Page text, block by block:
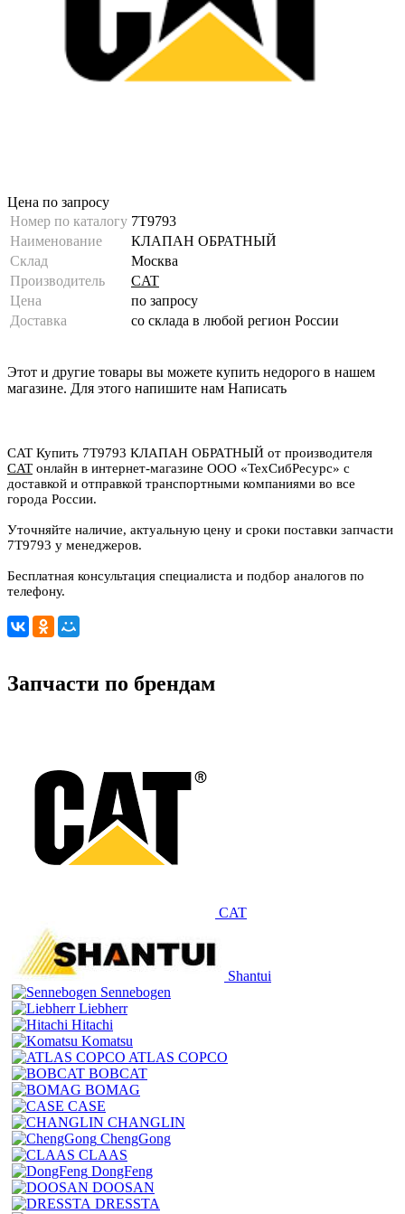
Цена по запросу
Номер по каталогу 7T9793
Наименование
КЛАПАН ОБРАТНЫЙ
Склад
Москва
Производитель
CAT
Цена
по запросу
Доставка
со склада в любой регион России
Этот и другие товары вы можете купить недорого в нашем
магазине. Для этого напишите нам Написать
CAT Купить 7T9793 КЛАПАН ОБРАТНЫЙ от производителя
CAT онлайн в интернет-магазине ООО «ТехСибРесурс» с
доставкой и отправкой транспортными компаниями во все
города России.
Уточняйте наличие, актуальную цену и сроки поставки запчасти
7T9793 у менеджеров.
Бесплатная консультация специалиста и подбор аналогов по
телефону.
Запчасти по брендам
CAT
Shantui
Sennebogen
Liebherr
Hitachi
Komatsu
ATLAS COPCO
BOBCAT
BOMAG
CASE
CHANGLIN
ChengGong
CLAAS
DongFeng
DOOSAN
DRESSTA